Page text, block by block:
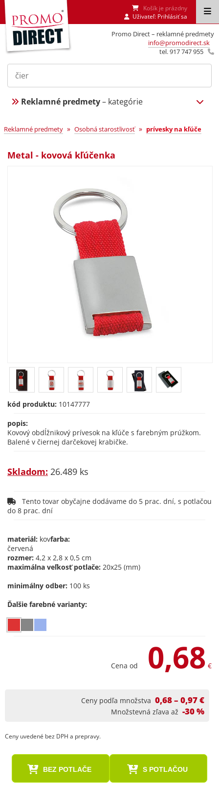
Promo Direct – reklamné predmety
info@promodirect.sk
tel. 917 747 955
Košík je prázdny
Uživateľ: Prihlásiť sa
Reklamné predmety– kategórie
Reklamné predmety » Osobná starostlivosť» prívesky na kľúče
Metal - kovová kľúčenka
kód produktu: 10147777
popis:
Kovový obdĺžnikový prívesok na kľúče s farebným prúžkom.
Balené v čiernej darčekovej krabičke.
Skladom: 26.489 ks
Tento tovar obyčajne dodávame do 5 prac. dní, s potlačou
do 8 prac. dní
materiál: kovfarba:
červená
rozmer: 4,2 x 2,8 x 0,5 cm
maximálna veľkosť potlače: 20x25 (mm)
minimálny odber: 100 ks
Ďalšie farebné varianty:
Cena od 0,68 €
Ceny podľa množstva 0,68 – 0,97 €
Množstevná zľava až -30 %
Ceny uvedené bez DPH a prepravy.
BEZ POTLAČE S POTLAČOU